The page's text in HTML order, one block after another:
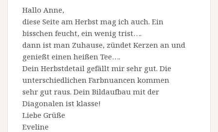
Hallo Anne,
diese Seite am Herbst mag ich auch. Ein
bisschen feucht, ein wenig trist….
dann ist man Zuhause, zündet Kerzen an und
genießt einen heißen Tee….
Dein Herbstdetail gefällt mir sehr gut. Die
unterschiedlichen Farbnuancen kommen
sehr gut raus. Dein Bildaufbau mit der
Diagonalen ist klasse!
Liebe Grüße
Eveline